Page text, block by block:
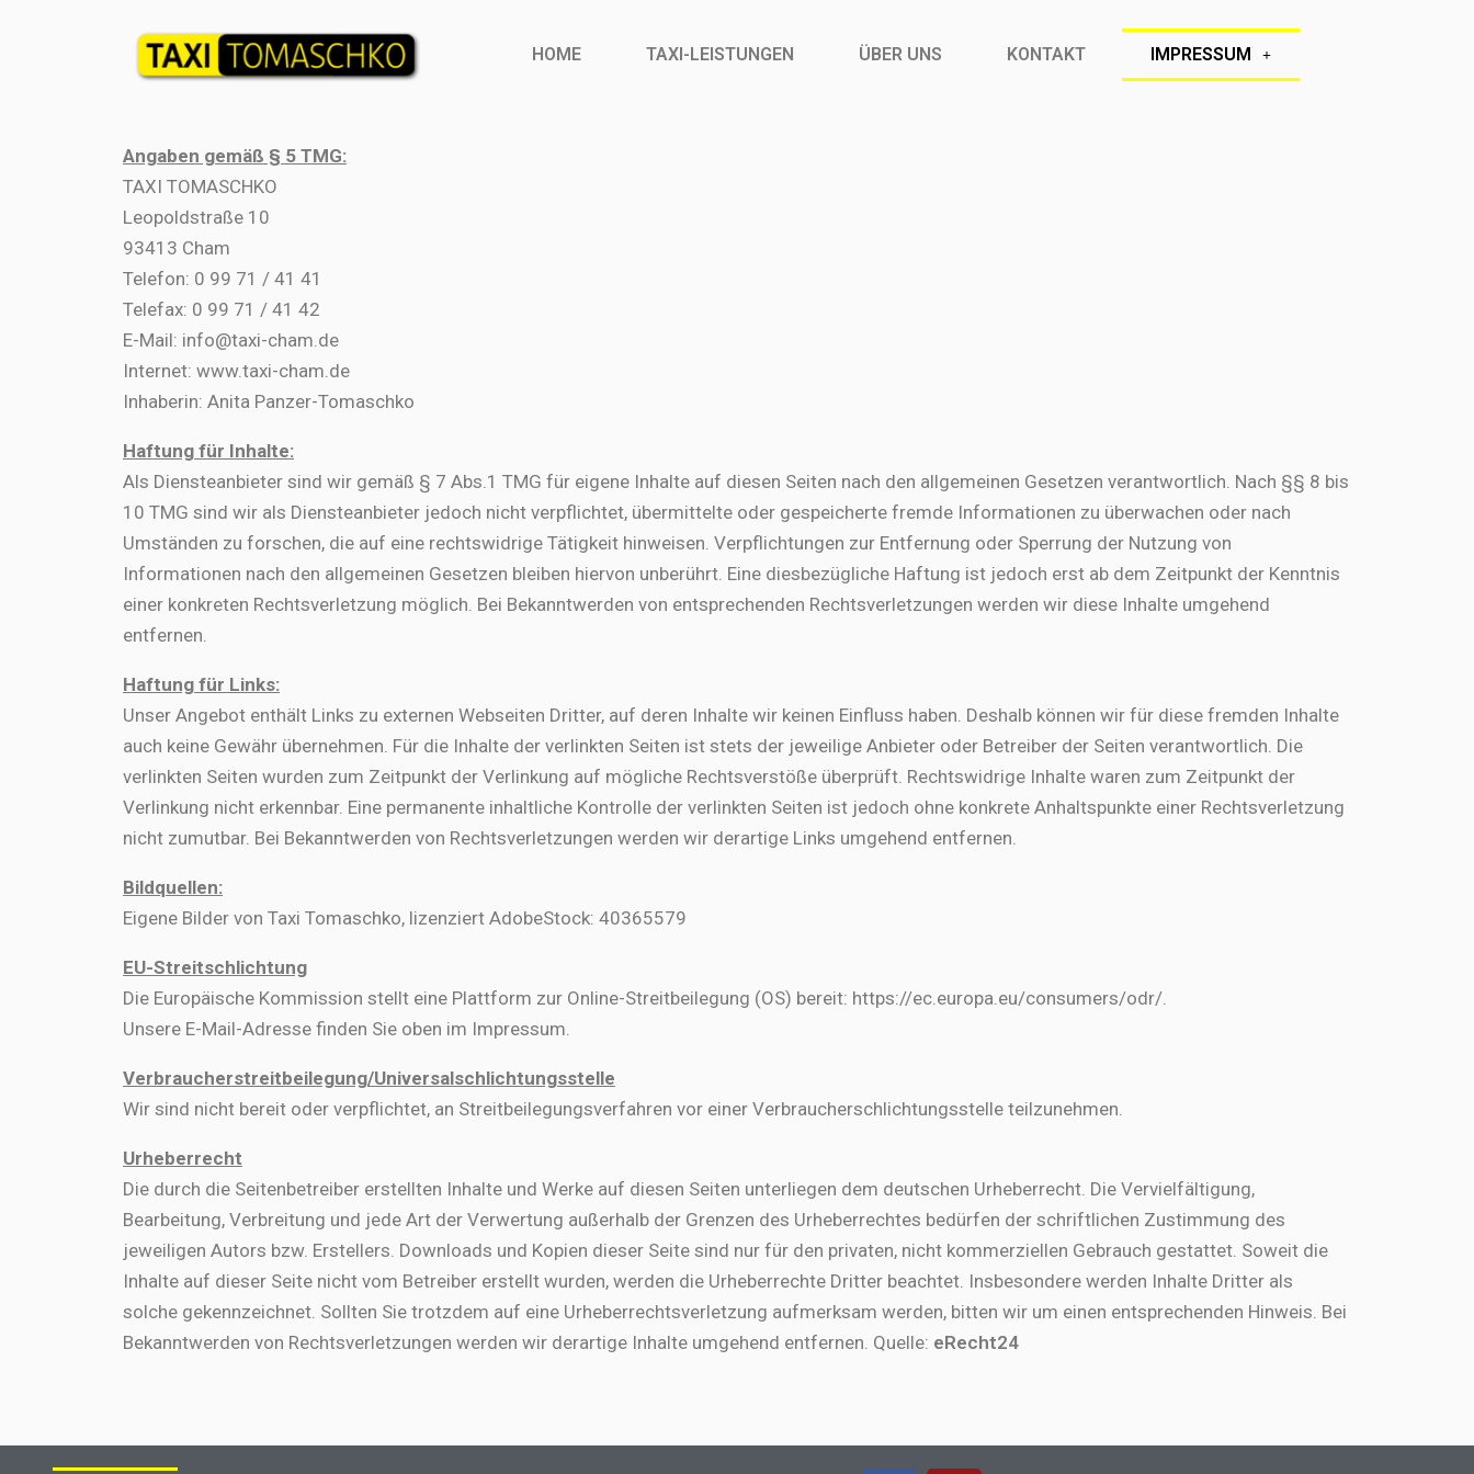
HOME TAXI-LEISTUNGEN ÜBER UNS KONTAKT IMPRESSUM
Angaben gemäß § 5 TMG:
TAXI TOMASCHKO
Leopoldstraße 10
93413 Cham
Telefon: 0 99 71 / 41 41
Telefax: 0 99 71 / 41 42
E-Mail: info@taxi-cham.de
Internet: www.taxi-cham.de
Inhaberin: Anita Panzer-Tomaschko
Haftung für Inhalte:
Als Diensteanbieter sind wir gemäß § 7 Abs.1 TMG für eigene Inhalte auf diesen Seiten nach den allgemeinen Gesetzen verantwortlich. Nach §§ 8 bis
10 TMG sind wir als Diensteanbieter jedoch nicht verpflichtet, übermittelte oder gespeicherte fremde Informationen zu überwachen oder nach
Umständen zu forschen, die auf eine rechtswidrige Tätigkeit hinweisen. Verpflichtungen zur Entfernung oder Sperrung der Nutzung von
Informationen nach den allgemeinen Gesetzen bleiben hiervon unberührt. Eine diesbezügliche Haftung ist jedoch erst ab dem Zeitpunkt der Kenntnis
einer konkreten Rechtsverletzung möglich. Bei Bekanntwerden von entsprechenden Rechtsverletzungen werden wir diese Inhalte umgehend
entfernen.
Haftung für Links:
Unser Angebot enthält Links zu externen Webseiten Dritter, auf deren Inhalte wir keinen Einfluss haben. Deshalb können wir für diese fremden Inhalte
auch keine Gewähr übernehmen. Für die Inhalte der verlinkten Seiten ist stets der jeweilige Anbieter oder Betreiber der Seiten verantwortlich. Die
verlinkten Seiten wurden zum Zeitpunkt der Verlinkung auf mögliche Rechtsverstöße überprüft. Rechtswidrige Inhalte waren zum Zeitpunkt der
Verlinkung nicht erkennbar. Eine permanente inhaltliche Kontrolle der verlinkten Seiten ist jedoch ohne konkrete Anhaltspunkte einer Rechtsverletzung
nicht zumutbar. Bei Bekanntwerden von Rechtsverletzungen werden wir derartige Links umgehend entfernen.
Bildquellen:
Eigene Bilder von Taxi Tomaschko, lizenziert AdobeStock: 40365579
EU-Streitschlichtung
Die Europäische Kommission stellt eine Plattform zur Online-Streitbeilegung (OS) bereit: https://ec.europa.eu/consumers/odr/.
Unsere E-Mail-Adresse finden Sie oben im Impressum.
Verbraucherstreitbeilegung/Universalschlichtungsstelle
Wir sind nicht bereit oder verpflichtet, an Streitbeilegungsverfahren vor einer Verbraucherschlichtungsstelle teilzunehmen.
Urheberrecht
Die durch die Seitenbetreiber erstellten Inhalte und Werke auf diesen Seiten unterliegen dem deutschen Urheberrecht. Die Vervielfältigung,
Bearbeitung, Verbreitung und jede Art der Verwertung außerhalb der Grenzen des Urheberrechtes bedürfen der schriftlichen Zustimmung des
jeweiligen Autors bzw. Erstellers. Downloads und Kopien dieser Seite sind nur für den privaten, nicht kommerziellen Gebrauch gestattet. Soweit die
Inhalte auf dieser Seite nicht vom Betreiber erstellt wurden, werden die Urheberrechte Dritter beachtet. Insbesondere werden Inhalte Dritter als
solche gekennzeichnet. Sollten Sie trotzdem auf eine Urheberrechtsverletzung aufmerksam werden, bitten wir um einen entsprechenden Hinweis. Bei
Bekanntwerden von Rechtsverletzungen werden wir derartige Inhalte umgehend entfernen. Quelle: eRecht24